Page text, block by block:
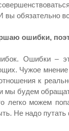
обязательно
ошибки,
Ошибки –
Чужое
к
мы будем
легко можем
Не надо